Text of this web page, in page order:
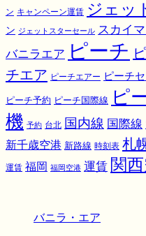
ン キャンペーン運賃 ジェッ
ン ジェットスターセール スカイ
バニラエア ピーチ
チエア ピーチエアー ピーチ
ピーチ予約 ピーチ国際線 ピ
機 予約 台北 国内線 国際線
新千歳空港 新路線 時刻表 札
運賃 福岡 福岡空港 運賃 関
バニラ・エア